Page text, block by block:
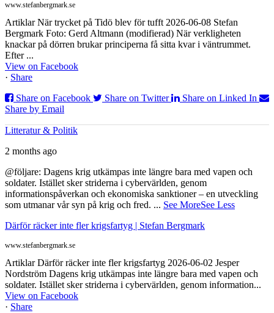
www.stefanbergmark.se
Artiklar När trycket på Tidö blev för tufft 2026-06-08 Stefan
Bergmark Foto: Gerd Altmann (modifierad) När verkligheten
knackar på dörren brukar principerna få sitta kvar i väntrummet.
Efter ...
View on Facebook
· Share
Share on Facebook
Share on Twitter
Share on Linked In
Share by Email
Litteratur & Politik
2 months ago
@följare: Dagens krig utkämpas inte längre bara med vapen och
soldater. Istället sker striderna i cybervärlden, genom
informationspåverkan och ekonomiska sanktioner – en utveckling
som utmanar vår syn på krig och fred. ... See MoreSee Less
Därför räcker inte fler krigsfartyg | Stefan Bergmark
www.stefanbergmark.se
Artiklar Därför räcker inte fler krigsfartyg 2026-06-02 Jesper
Nordström Dagens krig utkämpas inte längre bara med vapen och
soldater. Istället sker striderna i cybervärlden, genom information...
View on Facebook
· Share